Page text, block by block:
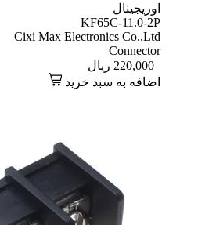
اوریجینال
KF65C-11.0-2P
Cixi Max Electronics Co.,Ltd
Connector
220,000 ریال
اضافه به سبد خرید